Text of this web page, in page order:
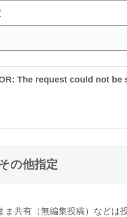
The request could not be
の他指定
共有（無編集投稿）などは